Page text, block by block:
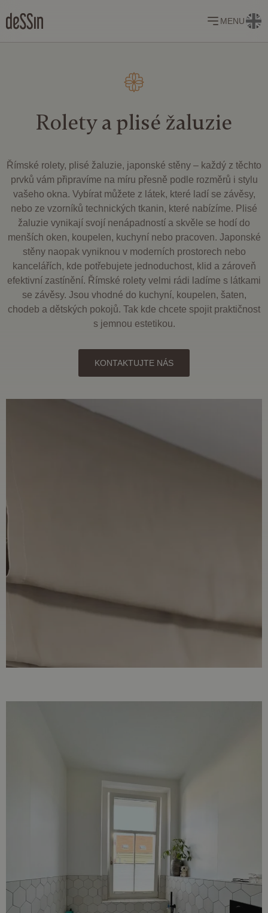
MENU
Rolety aplisé žaluzie
Římské rolety, plisé žaluzie, japonské stěny – každý z těchto
prvků vám připravíme na míru přesně podle rozměrů i stylu
vašeho okna. Vybírat můžete z látek, které ladí se závěsy,
nebo ze vzorníků technických tkanin, které nabízíme. Plisé
žaluzie vynikají svojí nenápadností a skvěle se hodí do
menších oken, koupelen, kuchyní nebo pracoven. Japonské
stěny naopak vyniknou v moderních prostorech nebo
kancelářích, kde potřebujete jednoduchost, klid a zároveň
efektivní zastínění. Římské rolety velmi rádi ladíme s látkami
se závěsy. Jsou vhodné do kuchyní, koupelen, šaten,
chodeb a dětských pokojů. Tak kde chcete spojit praktičnost
s jemnou estetikou.
KONTAKTUJTE NÁS